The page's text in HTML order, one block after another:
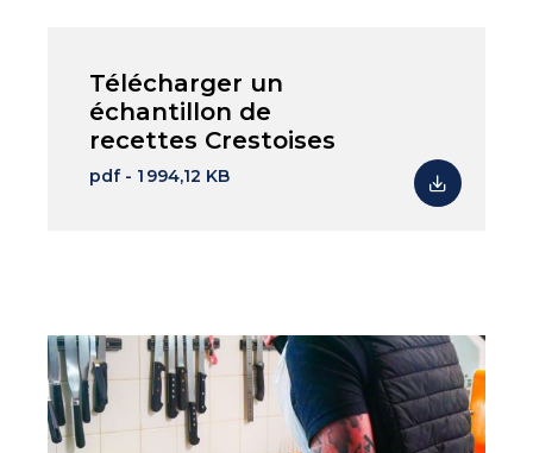
Télécharger un
échantillon de
recettes Crestoises
pdf - 1 994,12 KB